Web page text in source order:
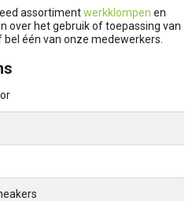
assortimentwerkklompen en
over het gebruik of toepassing van
één van onze medewerkers.